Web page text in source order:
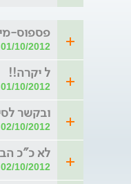
פספוס-
01/10/2012 | 08:53 | מאת: ל
ל יקרה!!
01/10/2012 | 23:49 | מאת: איריס
ובקשר
02/10/2012 | 18:55 | מאת: ל
לא כ"כ
02/10/2012 | 17:57 | מאת: שמחוש....